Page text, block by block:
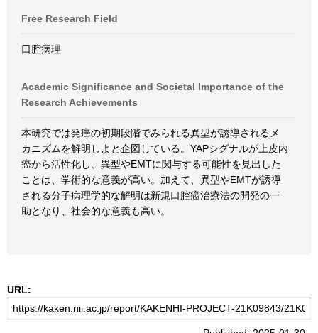
Free Research Field
口腔病理
Academic Significance and Societal Importance of the
Research Achievements
本研究では発癌の初期段階でみられる異型が誘導されるメ
カニズムを解明しよと企図している。YAPシグナルが上皮内
癌から活性化し、異型やEMTに関与する可能性を見出した
ことは、学術的な意義が高い。加えて、異型やEMTが誘導
される分子病理学的な解明は新規口腔癌治療法の開発の一
助となり、社会的な意義も高い。
URL: